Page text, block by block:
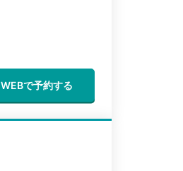
WEBで予約する